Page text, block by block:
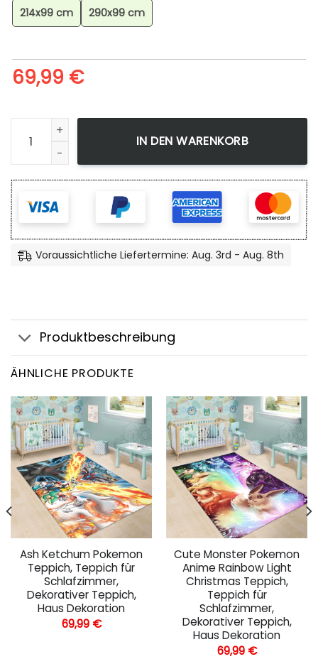
214x99 cm 290x99 cm
69,99 €
Evoli Pokmon Eevee Pokemon Teppich, Premium Anime
IN DEN WARENKORB
Voraussichtliche Liefertermine: Aug. 3rd - Aug. 8th
Produktbeschreibung
ÄHNLICHE PRODUKTE
Ash Ketchum Pokemon
Teppich, Teppich für
Schlafzimmer,
Dekorativer Teppich,
Haus Dekoration
69,99 €
Cute Monster Pokemon
Anime Rainbow Light
Christmas Teppich,
Teppich für
Schlafzimmer,
Dekorativer Teppich,
Haus Dekoration
69,99 €